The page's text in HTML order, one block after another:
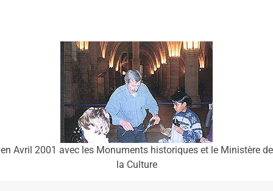
en Avril 2001 avec les Monuments historiques et le Ministère de
la Culture